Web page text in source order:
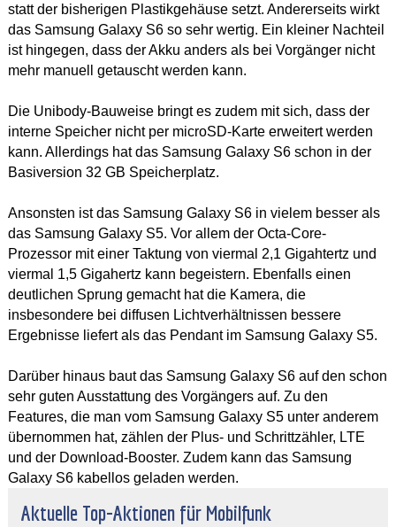
statt der bisherigen Plastikgehäuse setzt. Andererseits wirkt
das Samsung Galaxy S6 so sehr wertig. Ein kleiner Nachteil
ist hingegen, dass der Akku anders als bei Vorgänger nicht
mehr manuell getauscht werden kann.
Die Unibody-Bauweise bringt es zudem mit sich, dass der
interne Speicher nicht per microSD-Karte erweitert werden
kann. Allerdings hat das Samsung Galaxy S6 schon in der
Basiversion 32 GB Speicherplatz.
Ansonsten ist das Samsung Galaxy S6 in vielem besser als
das Samsung Galaxy S5. Vor allem der Octa-Core-
Prozessor mit einer Taktung von viermal 2,1 Gigahtertz und
viermal 1,5 Gigahertz kann begeistern. Ebenfalls einen
deutlichen Sprung gemacht hat die Kamera, die
insbesondere bei diffusen Lichtverhältnissen bessere
Ergebnisse liefert als das Pendant im Samsung Galaxy S5.
Darüber hinaus baut das Samsung Galaxy S6 auf den schon
sehr guten Ausstattung des Vorgängers auf. Zu den
Features, die man vom Samsung Galaxy S5 unter anderem
übernommen hat, zählen der Plus- und Schrittzähler, LTE
und der Download-Booster. Zudem kann das Samsung
Galaxy S6 kabellos geladen werden.
Aktuelle Top-Aktionen für Mobilfunk